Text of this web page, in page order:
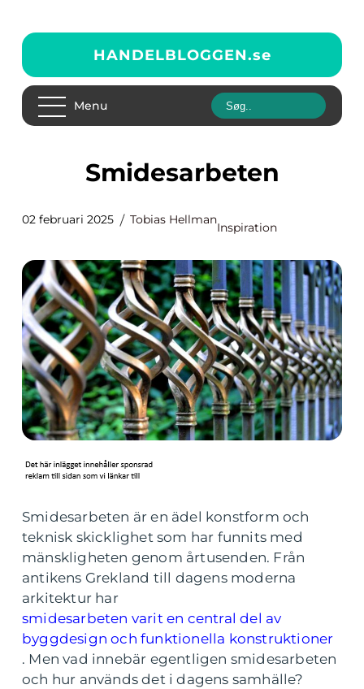
HANDELBLOGGEN.se
Menu
Smidesarbeten
02 februari 2025 Tobias Hellman
Inspiration
Smidesarbeten är en ädel konstform och
teknisk skicklighet som har funnits med
mänskligheten genom årtusenden. Från
antikens Grekland till dagens moderna
arkitektur har
smidesarbeten varit en central del av
byggdesign och funktionella konstruktioner
. Men vad innebär egentligen smidesarbeten
och hur används det i dagens samhälle?